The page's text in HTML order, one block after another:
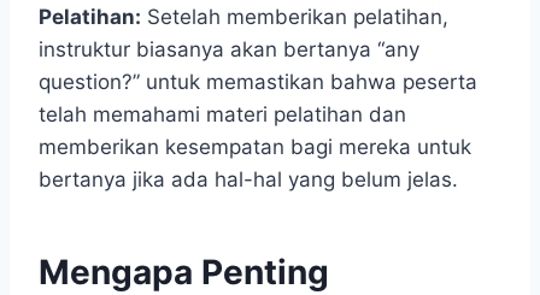
Pelatihan: Setelah memberikan pelatihan,
instruktur biasanya akan bertanya “any
question?” untuk memastikan bahwa peserta
telah memahami materi pelatihan dan
memberikan kesempatan bagi mereka untuk
bertanya jika ada hal-hal yang belum jelas.
Mengapa Penting